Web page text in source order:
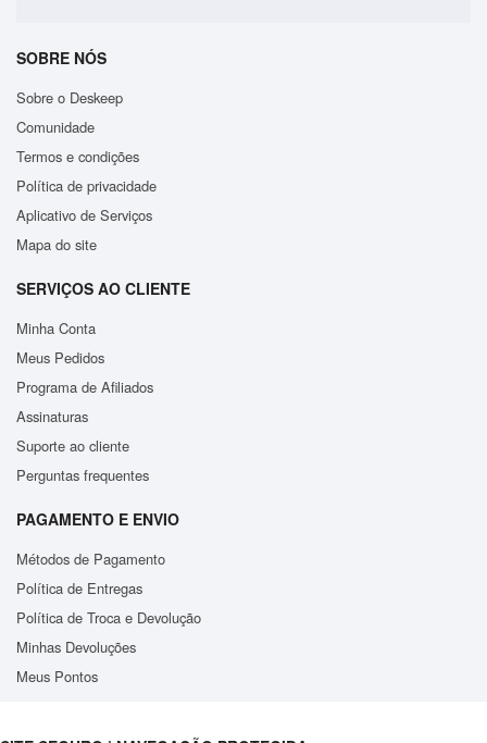
SOBRE NÓS
Sobre o Deskeep
Comunidade
Termos e condições
Política de privacidade
Aplicativo de Serviços
Mapa do site
SERVIÇOS AO CLIENTE
Minha Conta
Meus Pedidos
Programa de Afiliados
Assinaturas
Suporte ao cliente
Perguntas frequentes
PAGAMENTO E ENVIO
Métodos de Pagamento
Política de Entregas
Política de Troca e Devolução
Minhas Devoluções
Meus Pontos